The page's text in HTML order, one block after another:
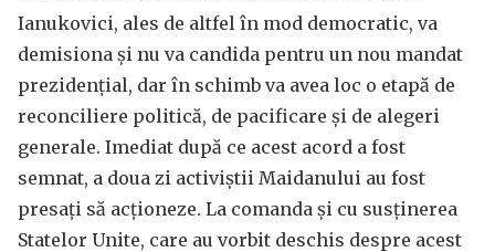
Ianukovici, ales de altfel în mod democratic, va
demisiona și nu va candida pentru un nou mandat
prezidențial, dar în schimb va avea loc o etapă de
reconciliere politică, de pacificare și de alegeri
generale. Imediat după ce acest acord a fost
semnat, a doua zi activiștii Maidanului au fost
presați să acționeze. La comanda și cu susținerea
Statelor Unite, care au vorbit deschis despre acest